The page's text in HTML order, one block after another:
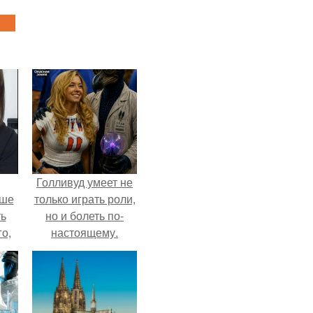
Голливуд умеет не
только играть роли,
но и болеть по-
настоящему.